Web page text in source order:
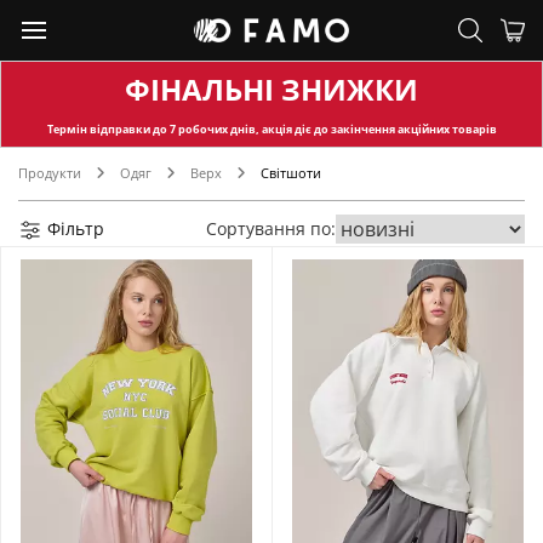
ФІНАЛЬНІ ЗНИЖКИ
Термін відправкидо 7 робочих днів, акція діє до закінчення акційних товарів
Продукти Одяг Верх Світшоти
Фільтр Сортування по: